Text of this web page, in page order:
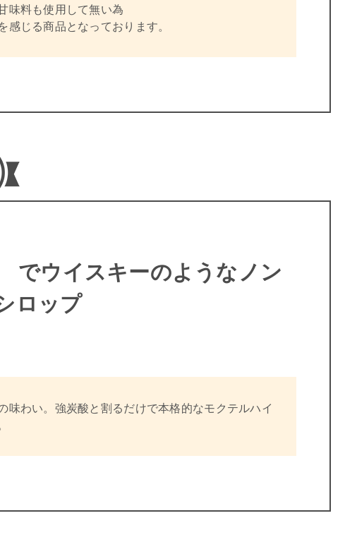
味料も使用して無い為
感じる商品となっております。
イスキーのようなノン
ロップ
味わい。強炭酸と割るだけで本格的なモクテルハイ